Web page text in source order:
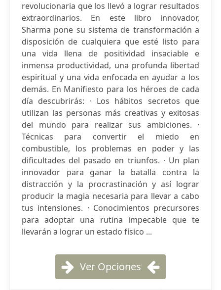
revolucionaria que los llevó a lograr resultados
extraordinarios. En este libro innovador,
Sharma pone su sistema de transformación a
disposición de cualquiera que esté listo para
una vida llena de positividad insaciable e
inmensa productividad, una profunda libertad
espiritual y una vida enfocada en ayudar a los
demás. En Manifiesto para los héroes de cada
día descubrirás: · Los hábitos secretos que
utilizan las personas más creativas y exitosas
del mundo para realizar sus ambiciones. ·
Técnicas para convertir el miedo en
combustible, los problemas en poder y las
dificultades del pasado en triunfos. · Un plan
innovador para ganar la batalla contra la
distracción y la procrastinación y así lograr
producir la magia necesaria para llevar a cabo
tus intensiones. · Conocimientos precursores
para adoptar una rutina impecable que te
llevarán a lograr un estado físico ...
Ver Opciones